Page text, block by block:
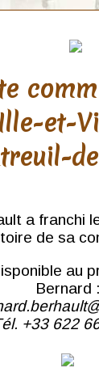
Ille-et-
a franchi
de sa
au
Bernard
+33 622